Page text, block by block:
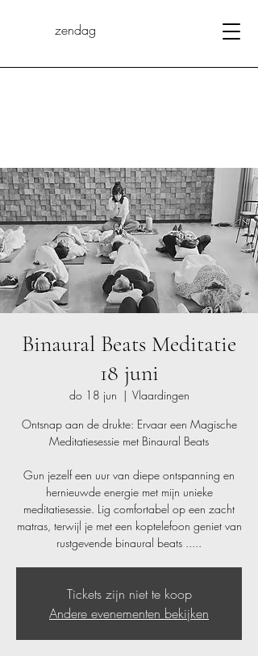
zendag
Binaural Beats Meditatie
18 juni
do 18 jun
  |
Vlaardingen
Ontsnap aan de drukte: Ervaar een Magische
Meditatiesessie met Binaural Beats
Gun jezelf een uur van diepe ontspanning en
hernieuwde energie met mijn unieke
meditatiesessie. Lig comfortabel op een zacht
matras, terwijl je met een koptelefoon geniet van
rustgevende binaural beats .....
Tickets zijn niet te koop
Andere evenementen bekijken